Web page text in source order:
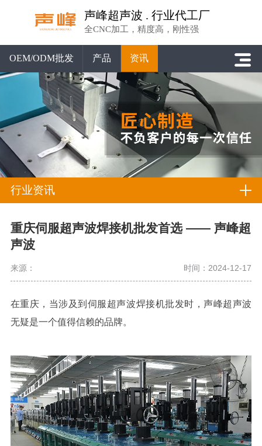
声峰超声波 . 行业代工厂
全CNC加工，精度高，刚性强
OEM/ODM批发 产品 资讯
行业资讯
重庆伺服超声波焊接机批发首选 —— 声峰超
声波
来源： 时间：2024-12-17
在重庆，当涉及到伺服超声波焊接机批发时，声峰超声波
无疑是一个值得信赖的品牌。